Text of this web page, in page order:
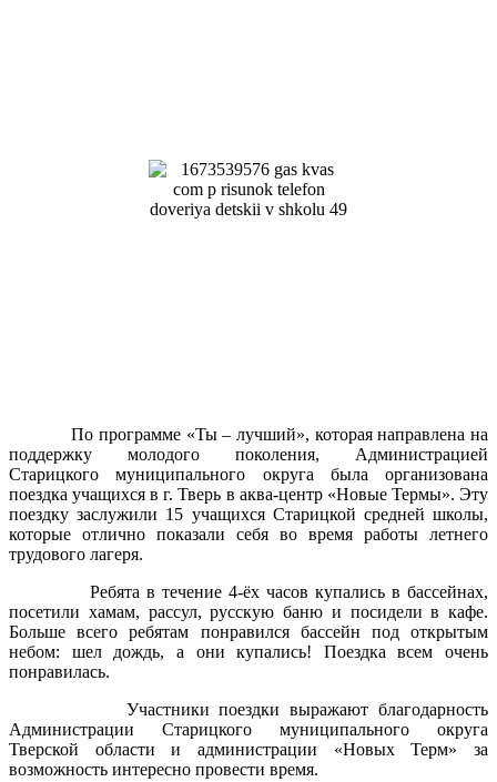
По программе «Ты – лучший», которая направлена на
поддержку молодого поколения, Администрацией
Старицкого муниципального округа была организована
поездка учащихся в г. Тверь в аква-центр «Новые Термы». Эту
поездку заслужили 15 учащихся Старицкой средней школы,
которые отлично показали себя во время работы летнего
трудового лагеря.
Ребята в течение 4-ёх часов купались в бассейнах,
посетили хамам, рассул, русскую баню и посидели в кафе.
Больше всего ребятам понравился бассейн под открытым
небом: шел дождь, а они купались! Поездка всем очень
понравилась.
Участники поездки выражают благодарность
Администрации Старицкого муниципального округа
Тверской области и администрации «Новых Терм» за
возможность интересно провести время.